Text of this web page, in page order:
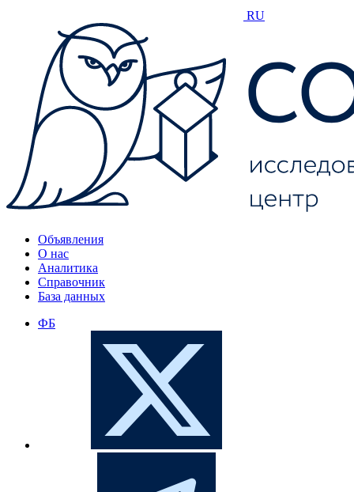
RU
Объявления
О нас
Аналитика
Справочник
База данных
ФБ